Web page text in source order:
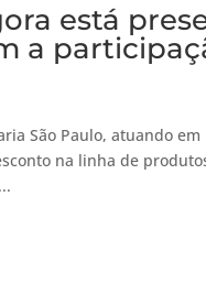
está
a
São Paulo, atuando
na linha de